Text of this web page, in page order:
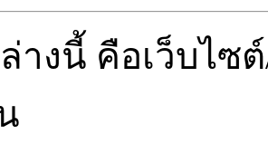
างนี้ คือเว็บไซ